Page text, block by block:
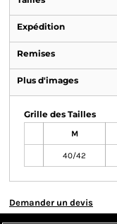
Expédition
Remises
Plus d'images
Grille des Tailles
M
40/42
Demander un devis